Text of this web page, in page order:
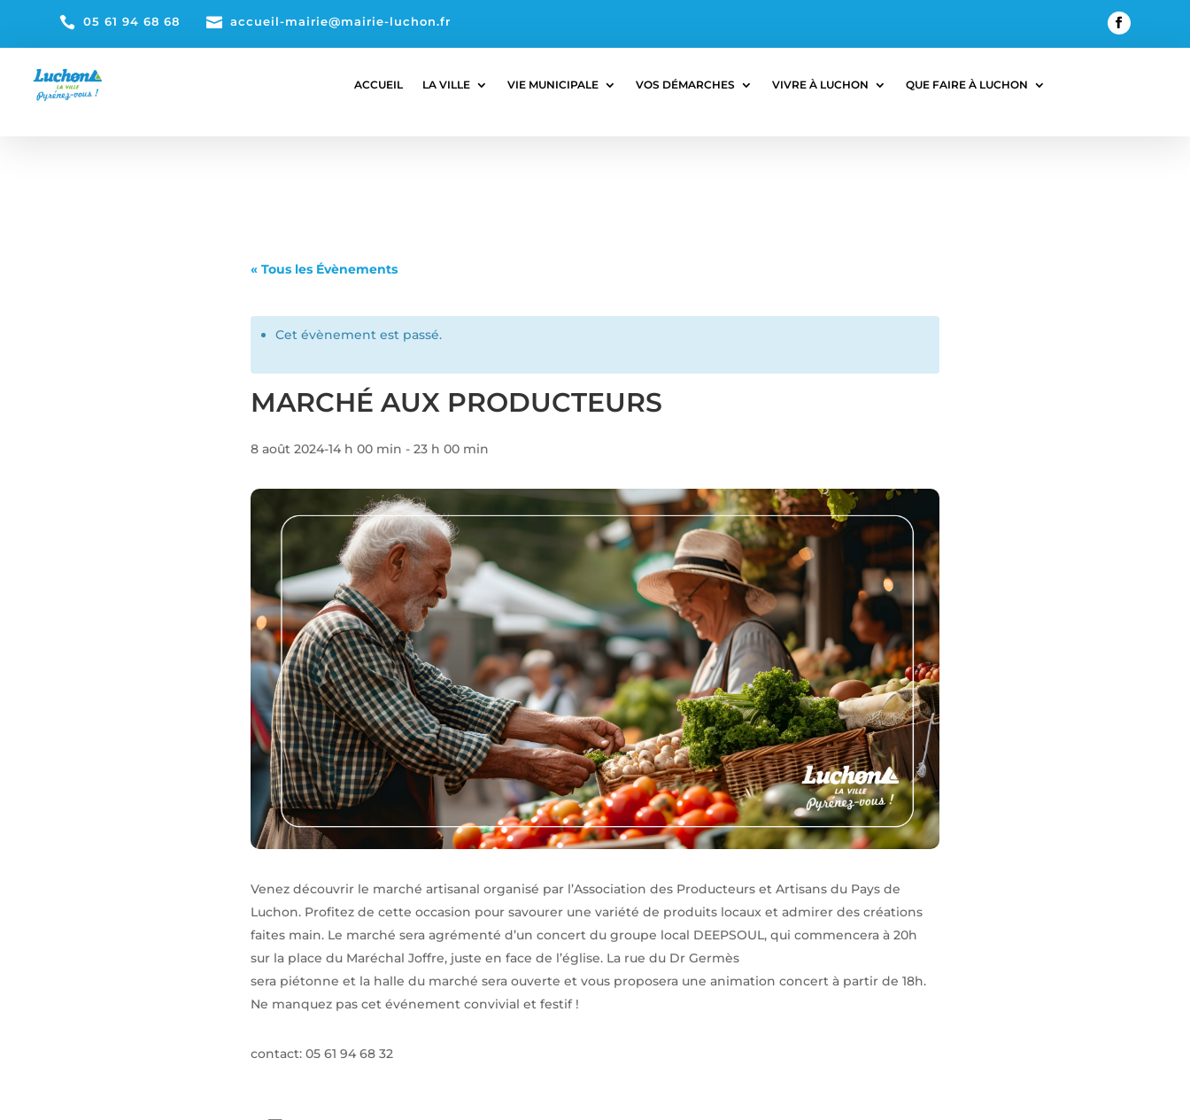
 05 61 94 68 68  accueil-mairie@mairie-luchon.fr
ACCUEIL LA VILLE VIE MUNICIPALE VOS DÉMARCHES VIVRE À LUCHON QUE FAIRE À LUCHON
« Tous les Évènements
Cet évènement est passé.
MARCHÉ AUX PRODUCTEURS
8 août 2024-14 h 00 min -23 h 00 min
Venez découvrir le marché artisanal organisé par l’Association des Producteurs et Artisans du Pays de
Luchon. Profitez de cette occasion pour savourer une variété de produits locaux et admirer des créations
faites main. Le marché sera agrémenté d’un concert du groupe local DEEPSOUL, qui commencera à 20h
sur la place du Maréchal Joffre, juste en face de l’église. La rue du Dr Germès
sera piétonne et la halle du marché sera ouverte et vous proposera une animation concert à partir de 18h.
Ne manquez pas cet événement convivial et festif !
contact: 05 61 94 68 32